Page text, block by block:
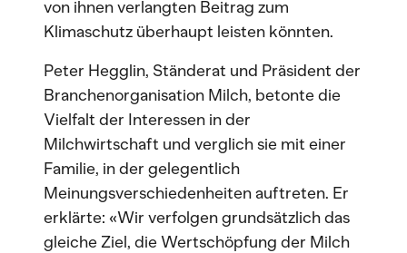
von ihnen verlangten Beitrag zum
Klimaschutz überhaupt leisten könnten.
Peter Hegglin, Ständerat und Präsident der
Branchenorganisation Milch, betonte die
Vielfalt der Interessen in der
Milchwirtschaft und verglich sie mit einer
Familie, in der gelegentlich
Meinungsverschiedenheiten auftreten. Er
erklärte: «Wir verfolgen grundsätzlich das
gleiche Ziel, die Wertschöpfung der Milch